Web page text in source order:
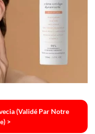
(validé Par Notre
>